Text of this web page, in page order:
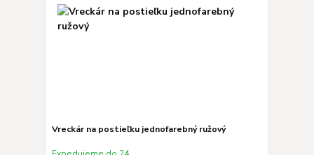
Vreckár na postieľku jednofarebný ružový